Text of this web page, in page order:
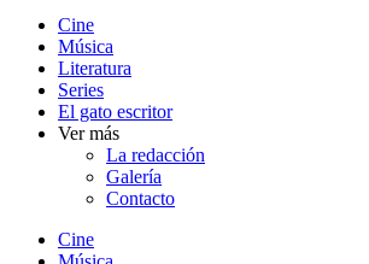
Cine
Música
Literatura
Series
El gato escritor
Ver más
La redacción
Galería
Contacto
Cine